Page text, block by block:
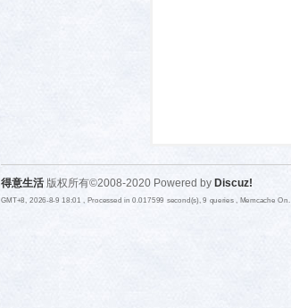
武汉
得意生活 版权所有©2008-2020 Powered by Discuz!
GMT+8, 2026-8-9 18:01 , Processed in 0.017599 second(s), 9 queries , Memcache On.